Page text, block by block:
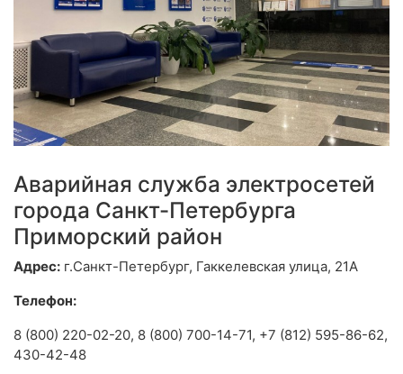
Аварийная служба электросетей
города Санкт-Петербурга
Приморский район
Адрес: г.Санкт-Петербург, Гаккелевская улица, 21А
Телефон:
8 (800) 220-02-20, 8 (800) 700-14-71, +7 (812) 595-86-62,
430-42-48